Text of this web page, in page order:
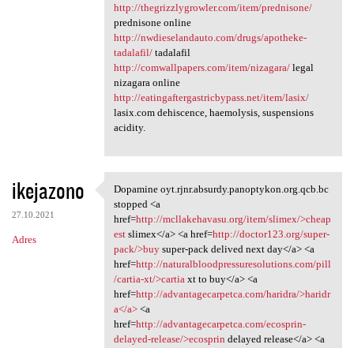
http://thegrizzlygrowler.com/item/prednisone/
prednisone online
http://nwdieselandauto.com/drugs/apotheke-
tadalafil/tadalafil
http://comwallpapers.com/item/nizagara/legal
nizagara online
http://eatingaftergastricbypass.net/item/lasix/
lasix.com dehiscence, haemolysis, suspensions
acidity.
ikejazono
27.10.2021
Adres
Dopamine oyt.rjnr.absurdy
Dopamine oyt.rjnr.absurdy.panoptykon.org.qcb.bc
stopped <a
href=http://mcllakehavasu.org/item/slimex/>cheap
estslimex</a> <a href=http://doctor123.org/super-
pack/>buysuper-pack delived next day</a> <a
href=http://naturalbloodpressuresolutions.com/pill
/cartia-xt/>cartiaxt to buy</a> <a
href=http://advantagecarpetca.com/haridra/>haridr
a</a><a
href=http://advantagecarpetca.com/ecosprin-
delayed-release/>ecosprin delayed release</a> <a